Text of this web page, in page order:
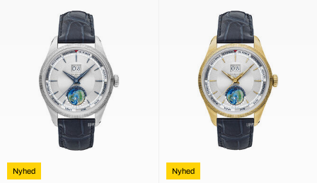
Nyhed Nyhed